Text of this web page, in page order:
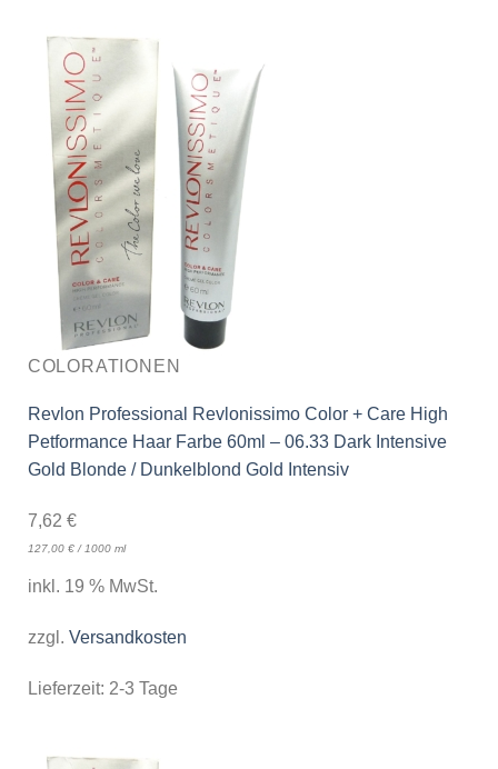
COLORATIONEN
Revlon Professional Revlonissimo Color + Care High
Petformance Haar Farbe 60ml – 06.33 Dark Intensive
Gold Blonde / Dunkelblond Gold Intensiv
7,62 €
127,00 €/ 1000 ml
inkl. 19 % MwSt.
zzgl. Versandkosten
Lieferzeit: 2-3 Tage